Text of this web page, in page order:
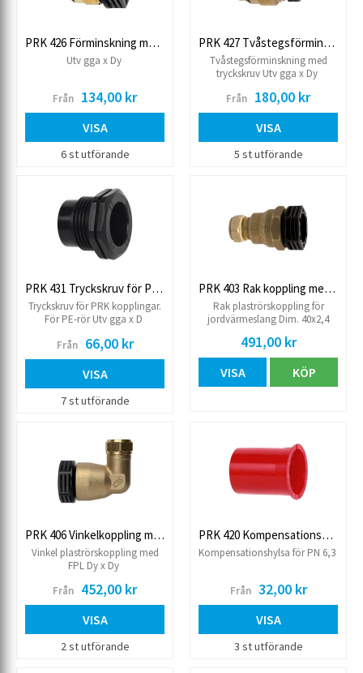
PRK 426 Förminskning med tryckskruv
Utv gga x Dy
Från 134,00 kr
VISA
6 st utförande
PRK 427 Tvåstegsförminskning med tryckskruv
Tvåstegsförminskning med
tryckskruv Utv gga x Dy
Från 180,00 kr
VISA
5 st utförande
PRK 431 Tryckskruv för PE-rör
Tryckskruv för PRK kopplingar.
För PE-rör Utv gga x D
Från
66,00 kr
VISA
7 st utförande
PRK 403 Rak koppling med FPL PN6,3 hylsa
Rak plaströrskoppling för
jordvärmeslang Dim. 40x2,4
491,00 kr
VISA KÖP
PRK 406 Vinkelkoppling med FPL PN6,3
Vinkel plaströrskoppling med
FPL Dy x Dy
Från 452,00 kr
VISA
2 st utförande
PRK 420 Kompensationshylsa PN6,3
Kompensationshylsa för PN 6,3
Från 32,00 kr
VISA
3 st utförande